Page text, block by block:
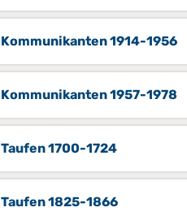
Kommunikanten 1914-1956
Kommunikanten 1957-1978
Taufen 1700-1724
Taufen 1825-1866